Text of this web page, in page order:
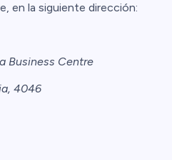
en la siguiente dirección:
Business Centre
4046